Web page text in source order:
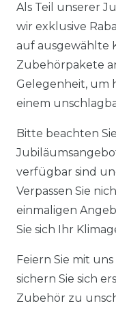
Als Teil unserer
wir exklusive
auf ausgewählte
Zubehörpakete
Gelegenheit, um
einem
Bitte beachten
verfügbar sind
Verpassen Sie
einmaligen
Sie sich Ihr
Feiern Sie mit
sichern Sie sich
Zubehör zu